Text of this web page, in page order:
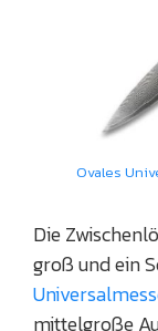
Ovales
Die
groß und ein
mittelgroße